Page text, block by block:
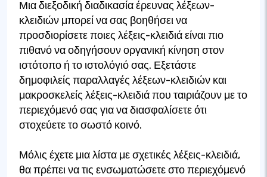
Μια διεξοδική διαδικασία έρευνας λέξεων-
κλειδιών μπορεί να σας βοηθήσει να
προσδιορίσετε ποιες λέξεις-κλειδιά είναι πιο
πιθανό να οδηγήσουν οργανική κίνηση στον
ιστότοπο ή το ιστολόγιό σας. Εξετάστε
δημοφιλείς παραλλαγές λέξεων-κλειδιών και
μακροσκελείς λέξεις-κλειδιά που ταιριάζουν με το
περιεχόμενό σας για να διασφαλίσετε ότι
στοχεύετε το σωστό κοινό.
Μόλις έχετε μια λίστα με σχετικές λέξεις-κλειδιά,
θα πρέπει να τις ενσωματώσετε στο περιεχόμενό